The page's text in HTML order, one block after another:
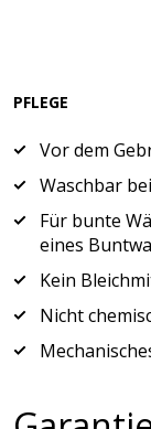
PFLEGE
Vor dem
Waschbar
Für bunte
eines
Kein
Nicht